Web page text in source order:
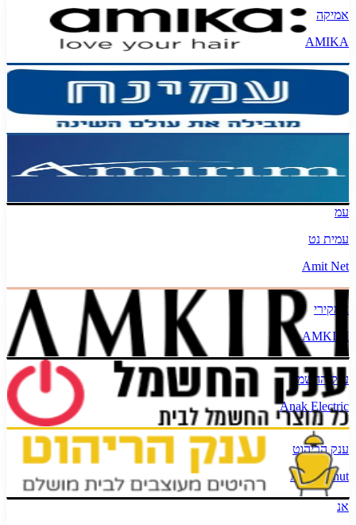
אמיקה
AMIKA
Aminach
עמ
עמית נט
Amit Net
אמקירי
AMKIRI
ענק החשמל
Anak Electric
ענק הריהוט
Anak Rihut
אנ